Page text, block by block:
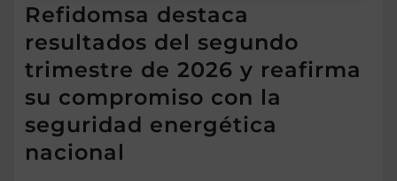
Refidomsa destaca
resultados del segundo
trimestre de 2026 y reafirma
su compromiso con la
seguridad energética
nacional